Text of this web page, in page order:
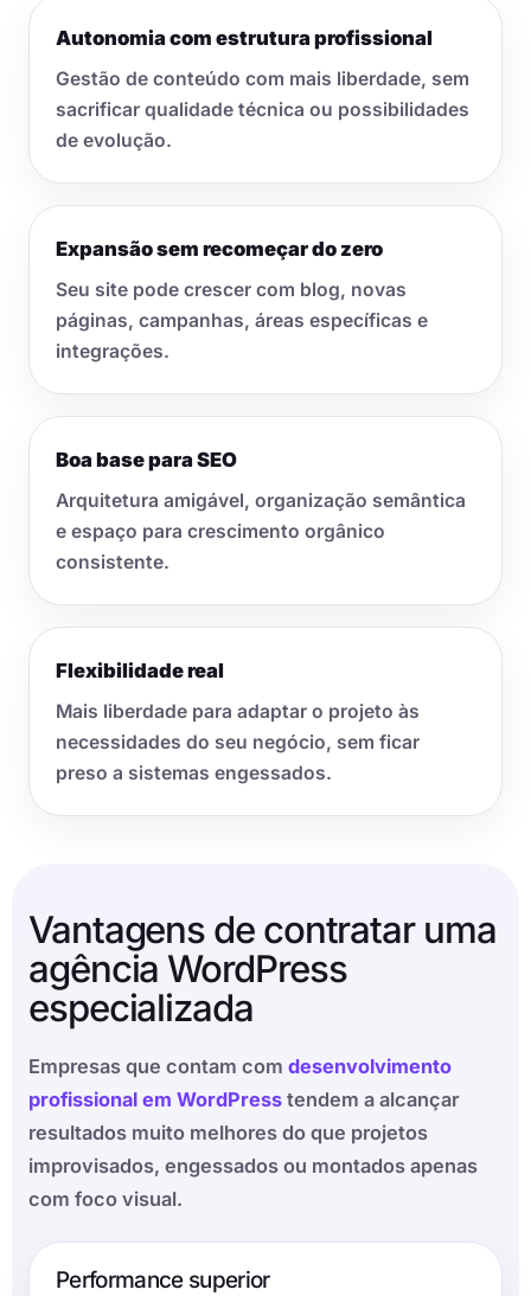
Autonomia com estrutura profissional
Gestão de conteúdo com mais liberdade, sem
sacrificar qualidade técnica ou possibilidades
de evolução.
Expansão sem recomeçar do zero
Seu site pode crescer com blog, novas
páginas, campanhas, áreas específicas e
integrações.
Boa base para SEO
Arquitetura amigável, organização semântica
e espaço para crescimento orgânico
consistente.
Flexibilidade real
Mais liberdade para adaptar o projeto às
necessidades do seu negócio, sem ficar
preso a sistemas engessados.
Vantagens de contratar uma
agência WordPress
especializada
Empresas que contam com desenvolvimento
profissional em WordPress tendem a alcançar
resultados muito melhores do que projetos
improvisados, engessados ou montados apenas
com foco visual.
Performance superior